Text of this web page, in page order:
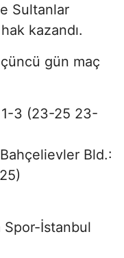
Sultanlar
kazandı.
gün maç
1-3 (23-25 23-
Bld.:
Spor-İstanbul